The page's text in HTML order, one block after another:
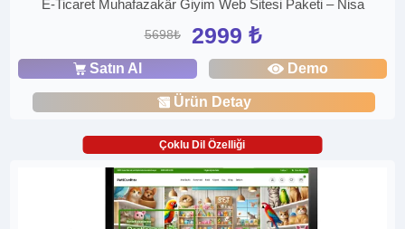
E-Ticaret Muhafazakâr Giyim Web Sitesi Paketi – Nisa
5698₺ 2999 ₺
Satın Al Demo
Ürün Detay
Çoklu Dil Özelliği